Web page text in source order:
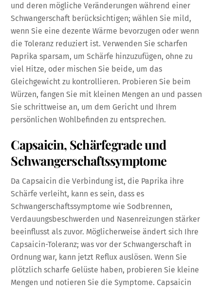
und deren mögliche Veränderungen während einer
Schwangerschaft berücksichtigen; wählen Sie mild,
wenn Sie eine dezente Wärme bevorzugen oder wenn
die Toleranz reduziert ist. Verwenden Sie scharfen
Paprika sparsam, um Schärfe hinzuzufügen, ohne zu
viel Hitze, oder mischen Sie beide, um das
Gleichgewicht zu kontrollieren. Probieren Sie beim
Würzen, fangen Sie mit kleinen Mengen an und passen
Sie schrittweise an, um dem Gericht und Ihrem
persönlichen Wohlbefinden zu entsprechen.
Capsaicin, Schärfegrade und
Schwangerschaftssymptome
Da Capsaicin die Verbindung ist, die Paprika ihre
Schärfe verleiht, kann es sein, dass es
Schwangerschaftssymptome wie Sodbrennen,
Verdauungsbeschwerden und Nasenreizungen stärker
beeinflusst als zuvor. Möglicherweise ändert sich Ihre
Capsaicin-Toleranz; was vor der Schwangerschaft in
Ordnung war, kann jetzt Reflux auslösen. Wenn Sie
plötzlich scharfe Gelüste haben, probieren Sie kleine
Mengen und notieren Sie die Symptome. Capsaicin